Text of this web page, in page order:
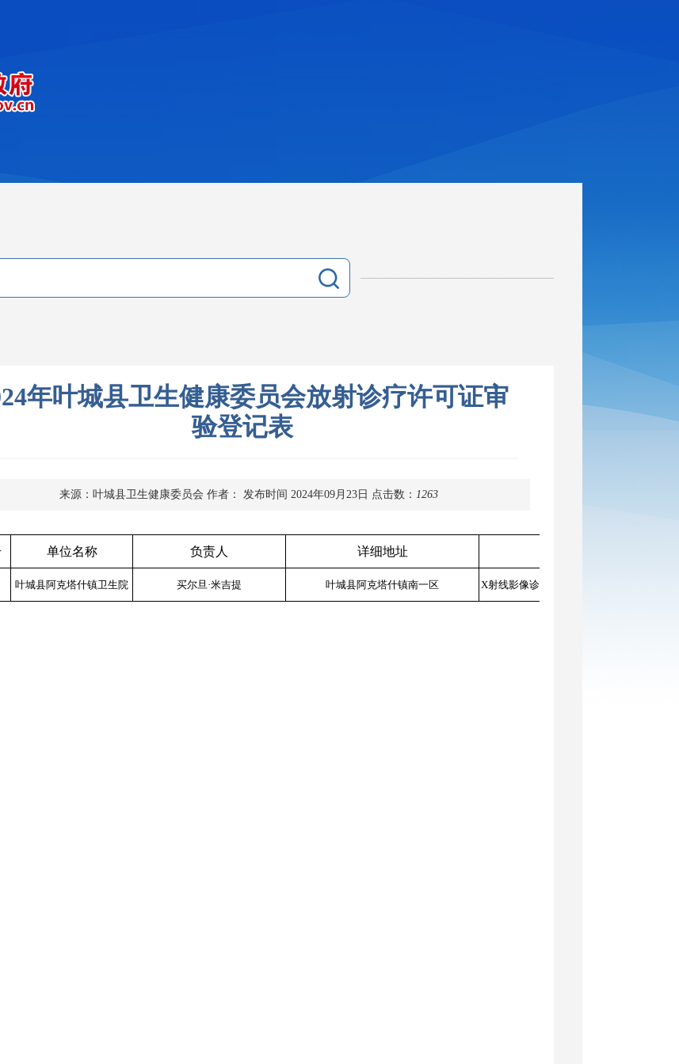
年叶城县卫生健康委员会放射诊疗许可证审
验登记表
来源：叶城县卫生健康委员会 作者： 发布时间 2024年09月23日 点击数： 1263
单位名称 负责人 详细地址
叶城县阿克塔什镇卫生院 买尔旦·米吉提 叶城县阿克塔什镇南一区 X射线影像诊断：（DR影像诊断）